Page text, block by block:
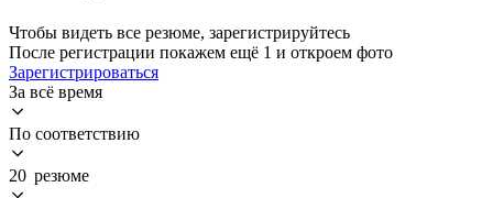
Чтобы видеть все резюме, зарегистрируйтесь
После регистрации покажем ещё 1 и откроем фото
Зарегистрироваться
За всё время
По соответствию
20 резюме